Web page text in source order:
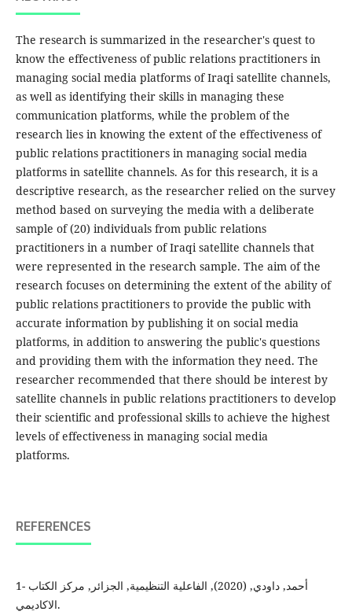
The research is summarized in the researcher's quest to
know the effectiveness of public relations practitioners in
managing social media platforms of Iraqi satellite channels,
as well as identifying their skills in managing these
communication platforms, while the problem of the
research lies in knowing the extent of the effectiveness of
public relations practitioners in managing social media
platforms in satellite channels. As for this research, it is a
descriptive research, as the researcher relied on the survey
method based on surveying the media with a deliberate
sample of (20) individuals from public relations
practitioners in a number of Iraqi satellite channels that
were represented in the research sample. The aim of the
research focuses on determining the extent of the ability of
public relations practitioners to provide the public with
accurate information by publishing it on social media
platforms, in addition to answering the public's questions
and providing them with the information they need. The
researcher recommended that there should be interest by
satellite channels in public relations practitioners to develop
their scientific and professional skills to achieve the highest
levels of effectiveness in managing social media
platforms.
REFERENCES
1- أحمد, داودي, (2020), الفاعلية التنظيمية, الجزائر, مركز الكتاب
الاكاديمي.